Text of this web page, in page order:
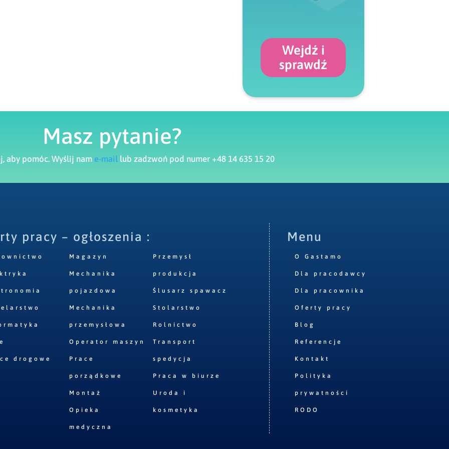
Wejdź i
sprawdź
Masz pytanie?
aby pomóc. Wyślij nam e-mail lub zadzwoń pod numer +48 14 635 15 20
pracy – ogłoszenia :
drogowe
Magazyn
Mechanika
pojazdowa
Mechanika
przemysłowa
Operator maszyn
Prace
porządkowe
Montaż
Opieka
medyczna
Przemysł
produkcja
Ślusarz spawacz
Stolarstwo
Rolnictwo
Transport
spedycja
Praca w biurze
Uroda i
kosmetyka
Menu
O Gastamo
Dla pracodawcy
Dla pracownika
Oferty pracy
Blog
Referencje
Kontakt
Polityka
prywatności
RODO